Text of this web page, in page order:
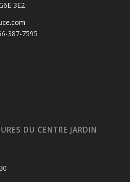
3E2
387-7595
DU CENTRE JARDIN